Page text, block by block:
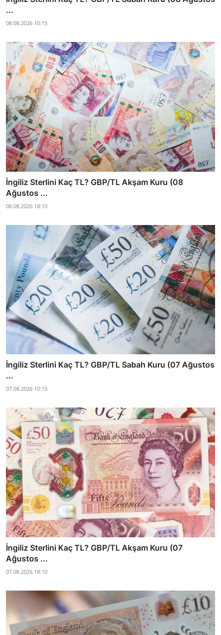
...
08.08.2026 10:15
İngiliz Sterlini Kaç TL? GBP/TL Akşam Kuru (08
Ağustos ...
08.08.2026 18:10
İngiliz Sterlini Kaç TL? GBP/TL Sabah Kuru (07 Ağustos
...
07.08.2026 10:15
İngiliz Sterlini Kaç TL? GBP/TL Akşam Kuru (07
Ağustos ...
07.08.2026 18:10